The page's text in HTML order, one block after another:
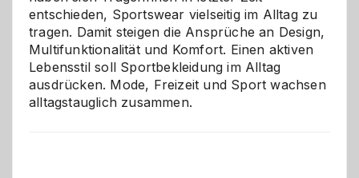
entschieden, Sportswear vielseitig im Alltag zu
tragen. Damit steigen die Ansprüche an Design,
Multifunktionalität und Komfort. Einen aktiven
Lebensstil soll Sportbekleidung im Alltag
ausdrücken. Mode, Freizeit und Sport wachsen
alltagstauglich zusammen.